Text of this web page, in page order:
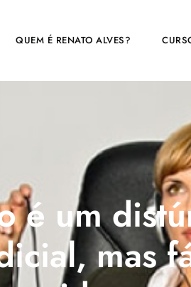
QUEM É RENATO ALVES?
é um
mas